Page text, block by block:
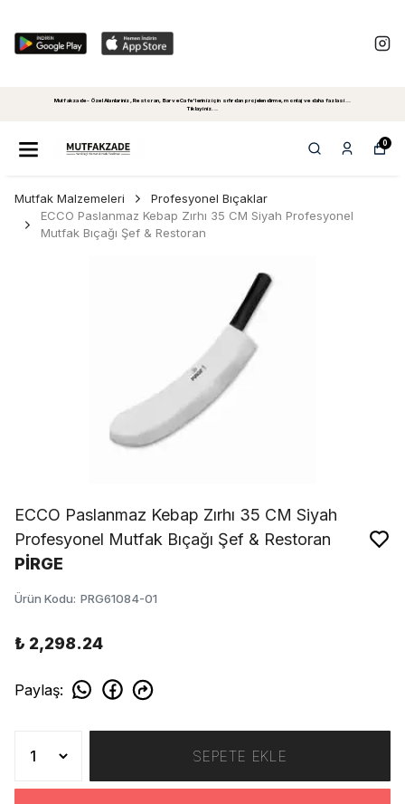
Mutfakzade - Özel Alanlariniz, Restoran, Bar ve Cafe'leriniz için sıfırdan projelendirme, montaj ve daha fazlasi...
Tiklayiniz...
0
Mutfak Malzemeleri
Profesyonel Bıçaklar
ECCO Paslanmaz Kebap Zırhı 35 CM Siyah Profesyonel
Mutfak Bıçağı Şef & Restoran
ECCO Paslanmaz Kebap Zırhı 35 CM Siyah
Profesyonel Mutfak Bıçağı Şef & Restoran
PİRGE
Ürün Kodu: PRG61084-01
₺ 2,298.24
Paylaş:
SEPETE EKLE